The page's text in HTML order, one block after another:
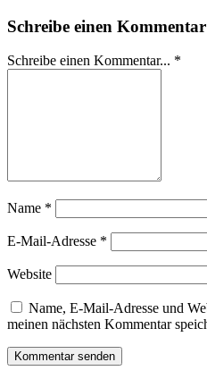
Schreibe einen Kommentar
Schreibe einen Kommentar... *
Name *
E-Mail-Adresse *
Website
Name, E-Mail-Adresse und
meinen nächsten Kommentar